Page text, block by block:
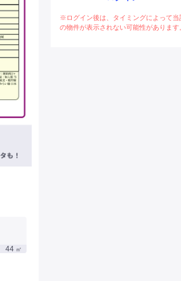
44 ㎡
※ログイン後は、タイミングによって当
の物件が表示されない可能性があります